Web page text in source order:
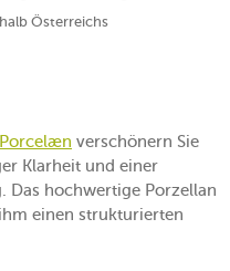
Österreichs
verschönern Sie
Klarheit und einer
Das hochwertige Porzellan
einen strukturierten